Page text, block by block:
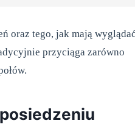
oraz tego, jak mają wyglądać
przyciąga zarówno